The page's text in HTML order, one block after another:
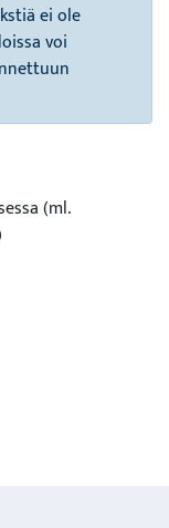
ei ole
voi
(ml.